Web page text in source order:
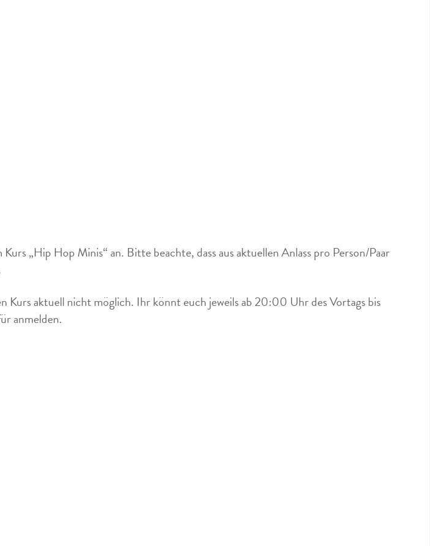
„Hip Hop Minis“ an. Bitte beachte, dass aus aktuellen Anlass pro Person/Paar
Kurs aktuell nicht möglich. Ihr könnt euch jeweils ab 20:00 Uhr des Vortags bis
anmelden.